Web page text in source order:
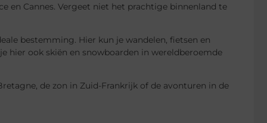
en Cannes. Vergeet niet het prachtige binnenland te
bestemming. Hier kun je wandelen, fietsen en
hier ook skiën en snowboarden in wereldberoemde
de zon in Zuid-Frankrijk of de avonturen in de